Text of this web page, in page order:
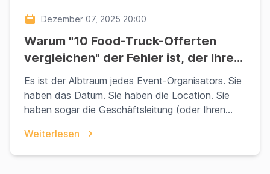
Dezember 07, 2025 20:00
Warum "10 Food-Truck-Offerten
vergleichen" der Fehler ist, der Ihren
Event ruiniert (und Sie 30% zu viel
kostet)
Es ist der Albtraum jedes Event-Organisators. Sie
haben das Datum. Sie haben die Location. Sie
haben sogar die Geschäftsleitung (oder Ihren
Weiterlesen